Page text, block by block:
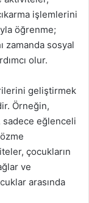
işlemlerini
öğrenme;
zamanda sosyal
olur.
geliştirmek
Örneğin,
sadece eğlenceli
çocukların
ve
arasında